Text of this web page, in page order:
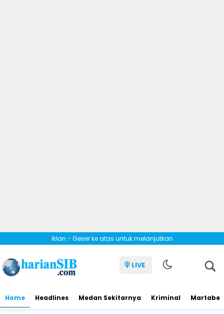
Iklan - Geser ke atas untuk melanjutkan
LIVE
Home Headlines Medan Sekitarnya Kriminal Martabe